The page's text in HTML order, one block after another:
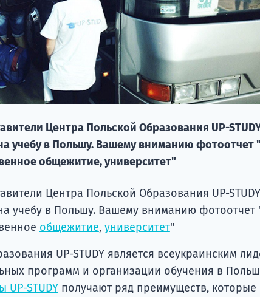
Центра Польской Образования UP-
учебу в Польшу. Вашему вниманию фотоотчет
общежитие, университет"
Центра Польской Образования UP-STUDY
учебу в Польшу. Вашему вниманию фотоотчет
общежитие, университет"
UP-STUDY является всеукраинским
программ и организации обучения в
STUDYполучают ряд преимуществ, которые